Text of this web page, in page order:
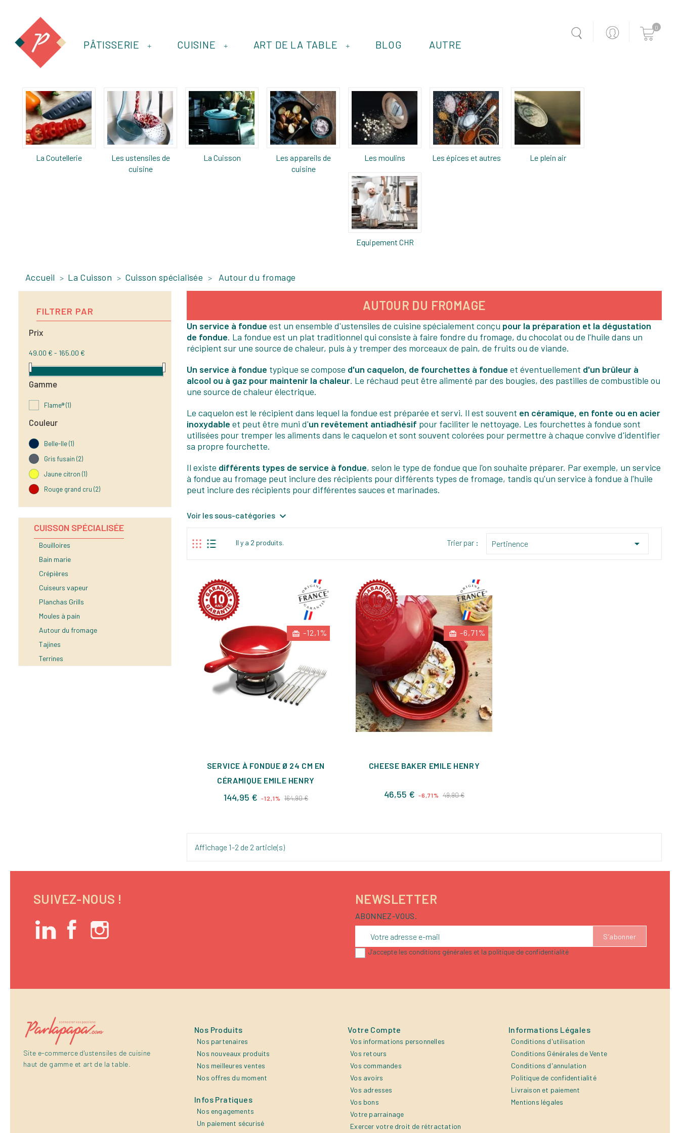
0
+
PÂTISSERIE +
CUISINE +
ART DE LA TABLE BLOG AUTRE
La Coutellerie
Les ustensiles de
cuisine
La Cuisson
Les appareils de
cuisine
Les moulins Les épices et autres Le plein air
Equipement CHR
Accueil La Cuisson Cuisson spécialisée Autour du fromage
FILTRER PAR
Prix
49.00 € - 165.00 €
Gamme
Flame®(1)
Couleur
Belle-Ile(1)
Gris fusain (2)
Jaune citron (1)
Rouge grand cru (2)
CUISSON SPÉCIALISÉE
Bouilloires
Bain marie
Crépières
Cuiseurs vapeur
Planchas Grills
Moules à pain
Autour du fromage
Tajines
Terrines
AUTOUR DU FROMAGE
Un service à fondue est un ensemble d'ustensiles de cuisine spécialement conçu pour la préparation et la dégustation
de fondue. La fondue est un plat traditionnel qui consiste à faire fondre du fromage, du chocolat ou de l'huile dans un
récipient sur une source de chaleur, puis à y tremper des morceaux de pain, de fruits ou de viande.
Un service à fondue typique se compose d'un caquelon, de fourchettes à fondue et éventuellement d'un brûleur à
alcool ou à gaz pour maintenir la chaleur. Le réchaud peut être alimenté par des bougies, des pastilles de combustible ou
une source de chaleur électrique.
Le caquelon est le récipient dans lequel la fondue est préparée et servi. Il est souvent en céramique, en fonte ou en acier
inoxydable et peut être muni d'un revêtement antiadhésif pour faciliter le nettoyage. Les fourchettes à fondue sont
utilisées pour tremper les aliments dans le caquelon et sont souvent colorées pour permettre à chaque convive d'identifier
sa propre fourchette.
Il existe différents types de service à fondue, selon le type de fondue que l'on souhaite préparer. Par exemple, un service
à fondue au fromage peut inclure des récipients pour différents types de fromage, tandis qu'un service à fondue à l'huile
peut inclure des récipients pour différentes sauces et marinades.
Voir les sous-catégories 
Il y a 2 produits. Trier par : Pertinence 
-12,1%
SERVICE À FONDUE Ø 24 CM EN
CÉRAMIQUE EMILE HENRY
144,95 € Prix
-12,1% 164,90 €Prix
-6,71%
CHEESE BAKER EMILE HENRY
46,55 € Prix
-6,71% 49,90 €Prix
Affichage 1-2 de 2 article(s)
SUIVEZ-NOUS ! NEWSLETTER
ABONNEZ-VOUS.
J'accepte les conditions générales et la politique de confidentialité
Site e-commerce d'ustensiles de cuisine
haut de gamme et art de la table.
Nos Produits
Nos partenaires
Nos nouveaux produits
Nos meilleures ventes
Nos offres du moment
Infos Pratiques
Nos engagements
Un paiement sécurisé
Votre Compte
Vos informations personnelles
Vos retours
Vos commandes
Vos avoirs
Vos adresses
Vos bons
Votre parrainage
Exercer votre droit de rétractation
Informations Légales
Conditions d'utilisation
Conditions Générales de Vente
Conditions d'annulation
Politique de confidentialité
Livraison et paiement
Mentions légales